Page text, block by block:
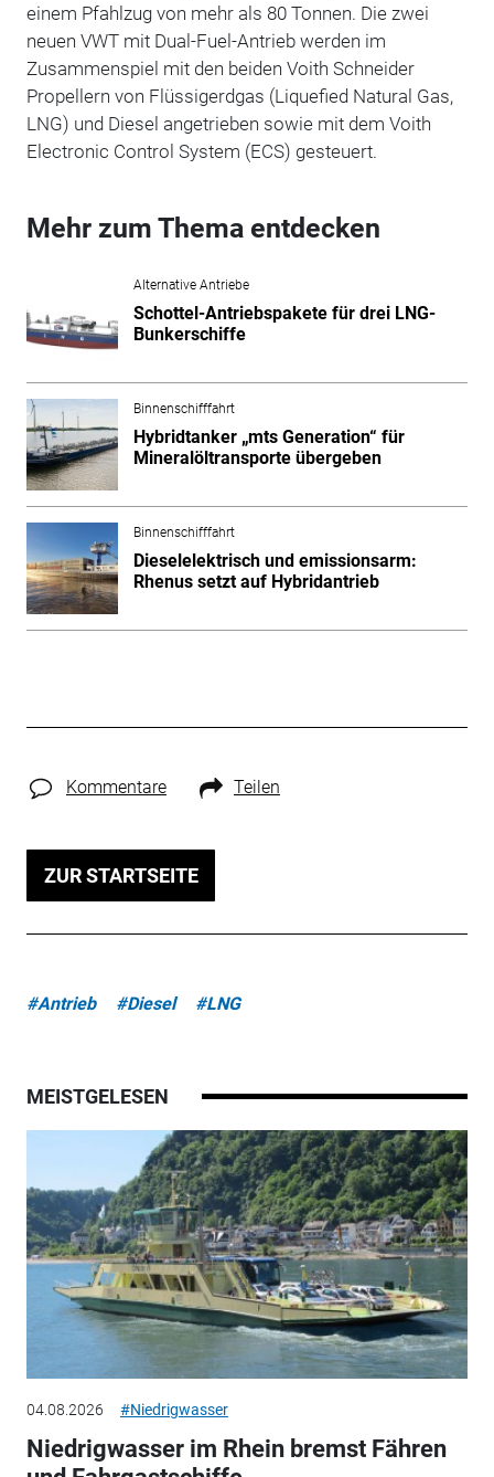
einem Pfahlzug von mehr als 80 Tonnen. Die zwei
neuen VWT mit Dual-Fuel-Antrieb werden im
Zusammenspiel mit den beiden Voith Schneider
Propellern von Flüssigerdgas (Liquefied Natural Gas,
LNG) und Diesel angetrieben sowie mit dem Voith
Electronic Control System (ECS) gesteuert.
Mehr zum Thema entdecken
Alternative Antriebe
Schottel-Antriebspakete für drei LNG-
Bunkerschiffe
Binnenschifffahrt
Hybridtanker „mts Generation“ für
Mineralöltransporte übergeben
Binnenschifffahrt
Dieselelektrisch und emissionsarm:
Rhenus setzt auf Hybridantrieb
Kommentare Teilen
ZUR STARTSEITE
#Antrieb #Diesel #LNG
MEISTGELESEN
04.08.2026 #Niedrigwasser
Niedrigwasser im Rhein bremst Fähren